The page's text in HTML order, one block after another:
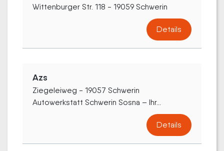
Wittenburger Str. 118 - 19059 Schwerin
Details
Azs
Ziegeleiweg - 19057 Schwerin
Autowerkstatt Schwerin Sosna – Ihr...
Details